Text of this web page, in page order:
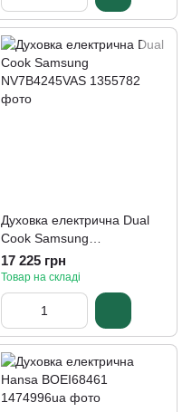
Духовка електрична Dual
Cook Samsung
NV7B4245VAS
17 225 грн
Товар на складі